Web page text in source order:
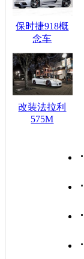
保时捷918概
念车
改装法拉利
575M